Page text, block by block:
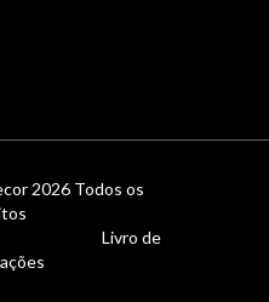
2026 Todos os
Livro de